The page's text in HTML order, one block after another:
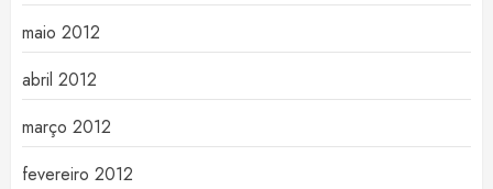
maio 2012
abril 2012
março 2012
fevereiro 2012